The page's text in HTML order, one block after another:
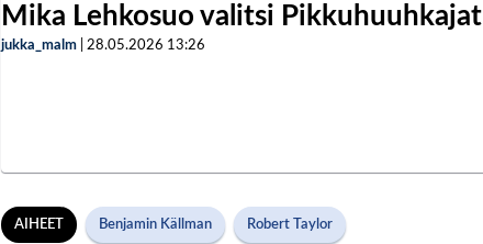
Mika Lehkosuo valitsi Pikkuhuuhkajat
jukka_malm 28.05.2026 13:26
AIHEET Benjamin Källman Robert Taylor